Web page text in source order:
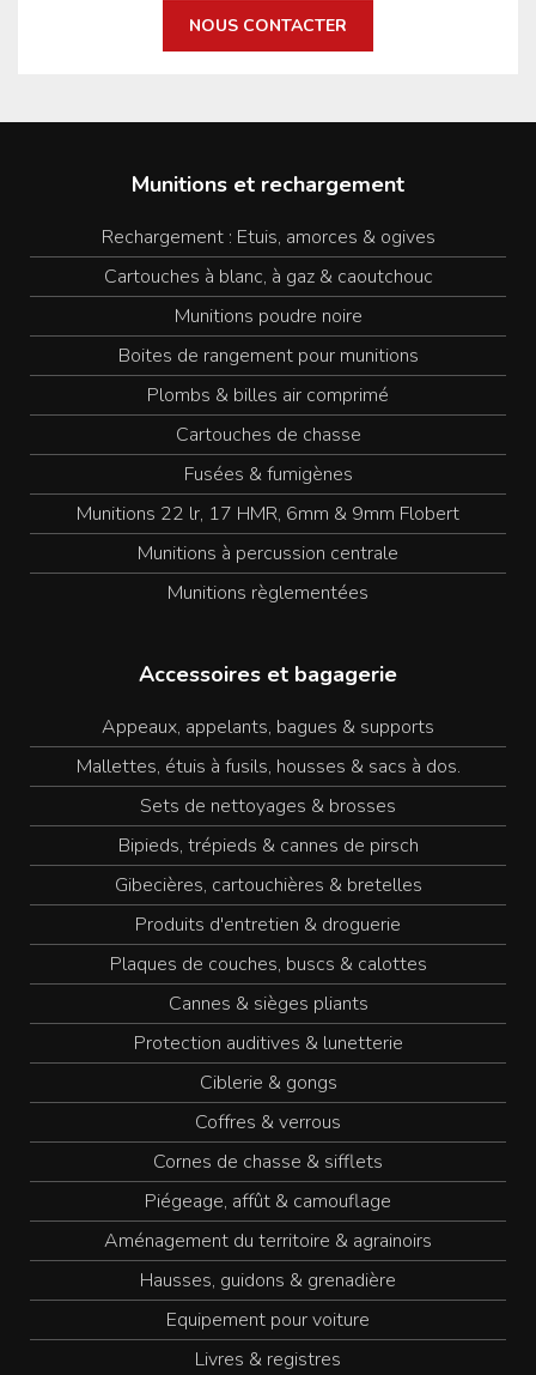
NOUS CONTACTER
Munitions et rechargement
Rechargement : Etuis, amorces & ogives
Cartouches à blanc, à gaz & caoutchouc
Munitions poudre noire
Boites de rangement pour munitions
Plombs & billes air comprimé
Cartouches de chasse
Fusées & fumigènes
Munitions 22 lr, 17 HMR, 6mm & 9mm Flobert
Munitions à percussion centrale
Munitions règlementées
Accessoires et bagagerie
Appeaux, appelants, bagues & supports
Mallettes, étuis à fusils, housses & sacs à dos.
Sets de nettoyages & brosses
Bipieds, trépieds & cannes de pirsch
Gibecières, cartouchières & bretelles
Produits d'entretien & droguerie
Plaques de couches, buscs & calottes
Cannes & sièges pliants
Protection auditives & lunetterie
Ciblerie & gongs
Coffres & verrous
Cornes de chasse & sifflets
Piégeage, affût & camouflage
Aménagement du territoire & agrainoirs
Hausses, guidons & grenadière
Equipement pour voiture
Livres & registres